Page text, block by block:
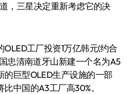
，三星决定重新考虑它的决
工厂投资1万亿韩元(约合
忠清南道牙山新建一个名为A5
的巨型OLED生产设施的一部
中国的A3工厂高30%。